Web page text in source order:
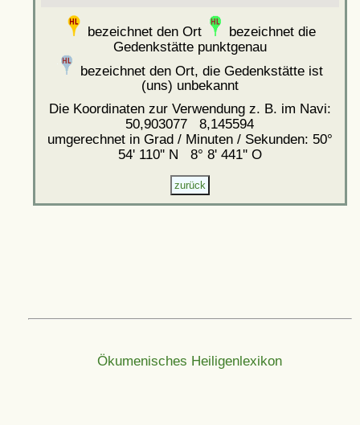
bezeichnet den Ort
bezeichnet die
Gedenkstätte punktgenau
bezeichnet den Ort, die Gedenkstätte ist
(uns) unbekannt
Die Koordinaten zur Verwendung z. B. im Navi:
50,903077 8,145594
umgerechnet in Grad / Minuten / Sekunden: 50°
54' 110'' N 8° 8' 441'' O
Ökumenisches Heiligenlexikon